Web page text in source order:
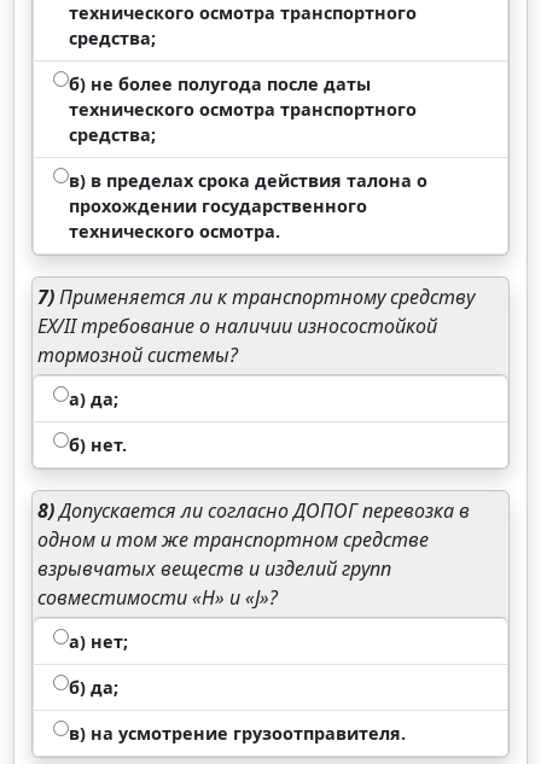
технического осмотра транспортного
средства;
б) не более полугода после даты
технического осмотра транспортного
средства;
в) в пределах срока действия талона о
прохождении государственного
технического осмотра.
7)Применяется ли к транспортному средству
ЕХ/II требование о наличии износостойкой
тормозной системы?
а) да;
б) нет.
8)Допускается ли согласно ДОПОГ перевозка в
одном и том же транспортном средстве
взрывчатых веществ и изделий групп
совместимости «Н» и «J»?
а) нет;
б) да;
в) на усмотрение грузоотправителя.